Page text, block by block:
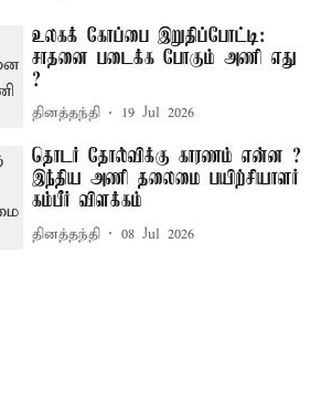
உலகக் கோப்பை இறுதிப்போட்டி:
சாதனை படைக்க போகும் அணி எது
?
தினத்தந்தி 19 Jul 2026
தொடர் தோல்விக்கு காரணம் என்ன ?
இந்திய அணி தலைமை பயிற்சியாளர்
கம்பீர் விளக்கம்
தினத்தந்தி 08 Jul 2026